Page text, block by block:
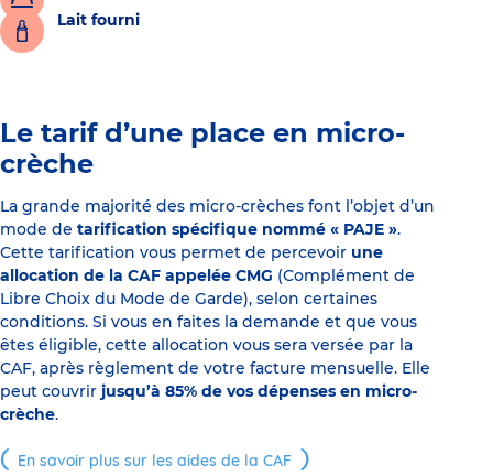
Lait fourni
Le tarif d’une place en micro-
crèche
La grande majorité des micro-crèches font l’objet d’un
mode de tarification spécifique nommé « PAJE ».
Cette tarification vous permet de percevoir une
allocation de la CAF appelée CMG (Complément de
Libre Choix du Mode de Garde), selon certaines
conditions. Si vous en faites la demande et que vous
êtes éligible, cette allocation vous sera versée par la
CAF, après règlement de votre facture mensuelle. Elle
peut couvrir jusqu’à 85% de vos dépenses en micro-
crèche.
En savoir plus sur les aides de la CAF